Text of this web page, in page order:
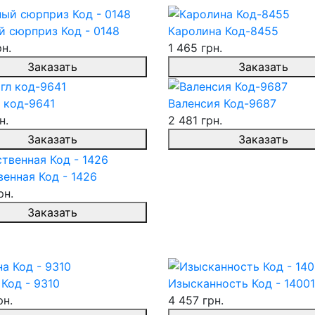
сюрприз Код - 0148
Заказать
Каролина Код-8455
1 465 грн.
Заказать
код-9641
Заказать
Валенсия Код-9687
2 481 грн.
Заказать
Код - 1426
Заказать
- 9310
Изысканность Код - 14001
4 457 грн.